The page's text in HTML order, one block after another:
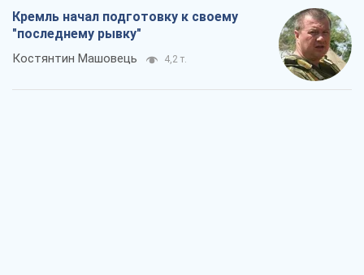
Кремль начал подготовку к своему
"последнему рывку"
Костянтин Машовець 4,2 т.